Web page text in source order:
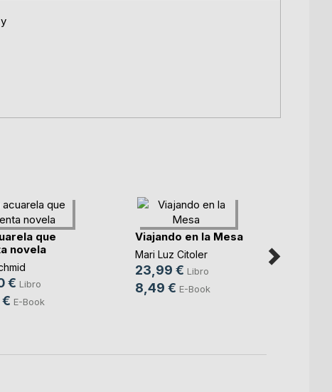
que
novela
€ Libro
E-Book
Viajando en la Mesa
Mari Luz Citoler
23,99 € Libro
8,49 € E-Book